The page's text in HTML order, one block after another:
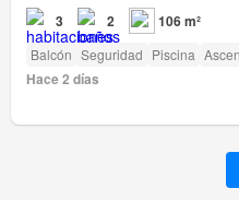
3 2 106 m²
Balcón Seguridad Piscina
Hace 2 días